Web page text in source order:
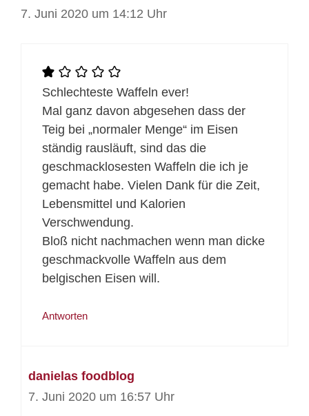
7. Juni 2020 um 14:12 Uhr
Schlechteste Waffeln ever!
Mal ganz davon abgesehen dass der
Teig bei „normaler Menge“ im Eisen
ständig rausläuft, sind das die
geschmacklosesten Waffeln die ich je
gemacht habe. Vielen Dank für die Zeit,
Lebensmittel und Kalorien
Verschwendung.
Bloß nicht nachmachen wenn man dicke
geschmackvolle Waffeln aus dem
belgischen Eisen will.
Antworten
danielas foodblog
7. Juni 2020 um 16:57 Uhr